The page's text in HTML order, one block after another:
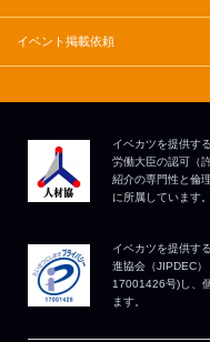
イベント掲載依頼